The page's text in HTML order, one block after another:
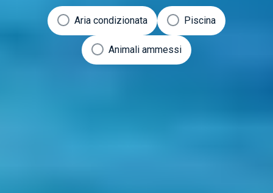
Aria condizionata Piscina
Animali ammessi